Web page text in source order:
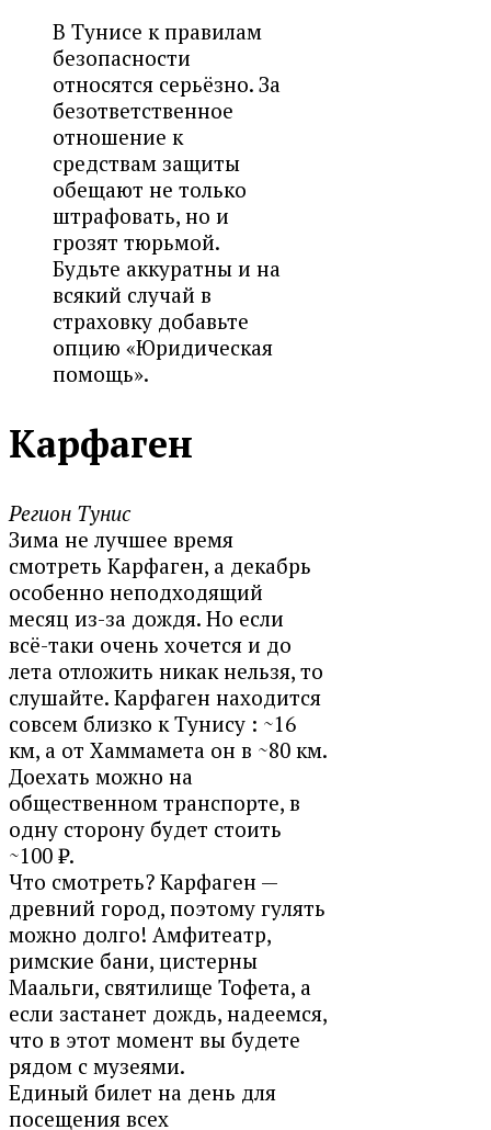
В Тунисе к правилам
безопасности
относятся серьёзно. За
безответственное
отношение к
средствам защиты
обещают не только
штрафовать, но и
грозят тюрьмой.
Будьте аккуратны и на
всякий случай в
страховку добавьте
опцию «Юридическая
помощь».
Карфаген
Регион Тунис
Зима не лучшее время
смотреть Карфаген, а декабрь
особенно неподходящий
месяц из-за дождя. Но если
всё-таки очень хочется и до
лета отложить никак нельзя, то
слушайте. Карфаген находится
совсем близко к Тунису : ~16
км, а от Хаммамета он в ~80 км.
Доехать можно на
общественном транспорте, в
одну сторону будет стоить
~100 ₽.
Что смотреть? Карфаген —
древний город, поэтому гулять
можно долго! Амфитеатр,
римские бани, цистерны
Маальги, святилище Тофета, а
если застанет дождь, надеемся,
что в этот момент вы будете
рядом с музеями.
Единый билет на день для
посещения всех